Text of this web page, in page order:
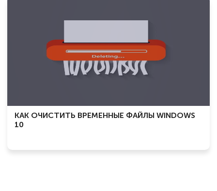
КАК ОЧИСТИТЬ ВРЕМЕННЫЕ ФАЙЛЫ WINDOWS
10